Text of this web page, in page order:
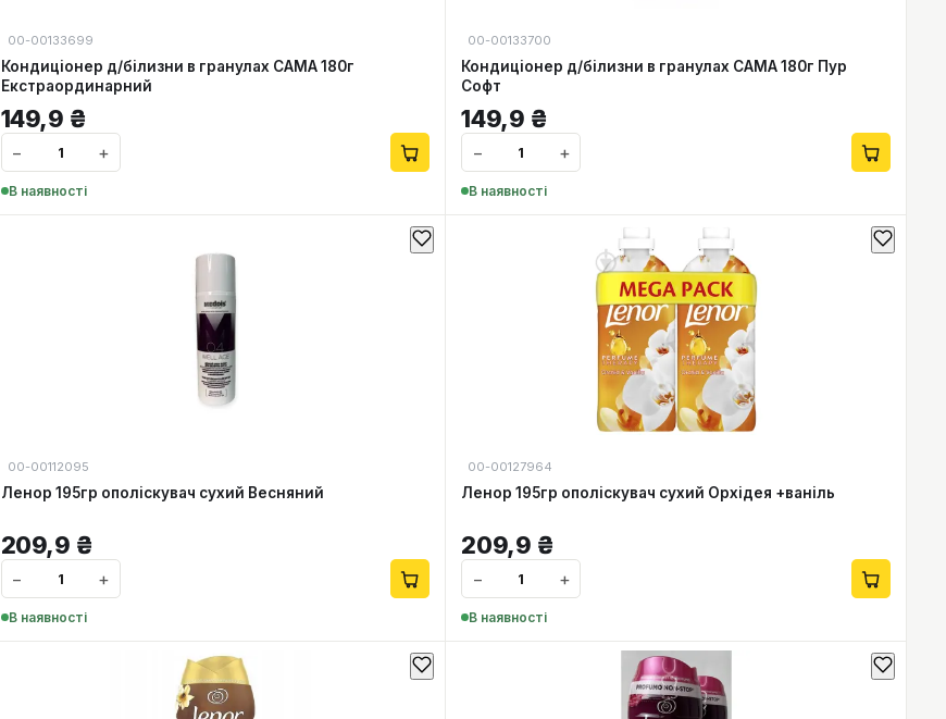
00-00133699
Кондиціонер д/білизни в гранулах САМА 180г
Екстраординарний
149,9 ₴
− +
В наявності
00-00133700
Кондиціонер д/білизни в гранулах САМА 180г Пур
Софт
149,9 ₴
− +
В наявності
00-00112095
Ленор 195гр ополіскувач сухий Весняний
209,9 ₴
− +
В наявності
00-00127964
Ленор 195гр ополіскувач сухий Орхідея +ваніль
209,9 ₴
− +
В наявності